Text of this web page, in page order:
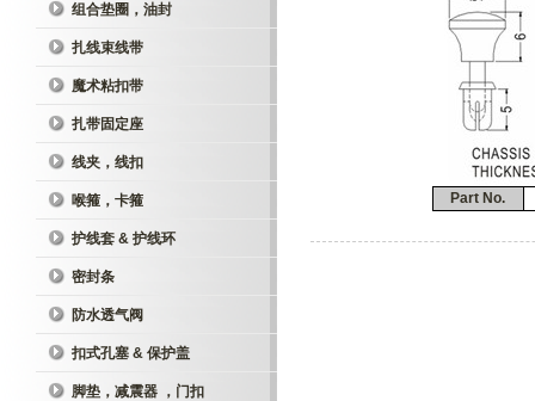
组合垫圈，油封
扎线束线带
魔术粘扣带
扎带固定座
线夹，线扣
喉箍，卡箍
护线套 & 护线环
密封条
防水透气阀
扣式孔塞 & 保护盖
脚垫，减震器 ，门扣
Part No.